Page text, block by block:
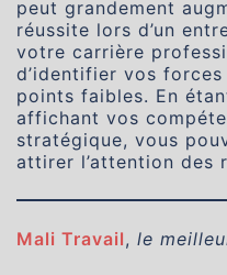
peut grandement
réussite lors d’un
votre carrière
d’identifier vos
points faibles. En
affichant vos
stratégique, vous
attirer l’attention des
Mali Travail, le